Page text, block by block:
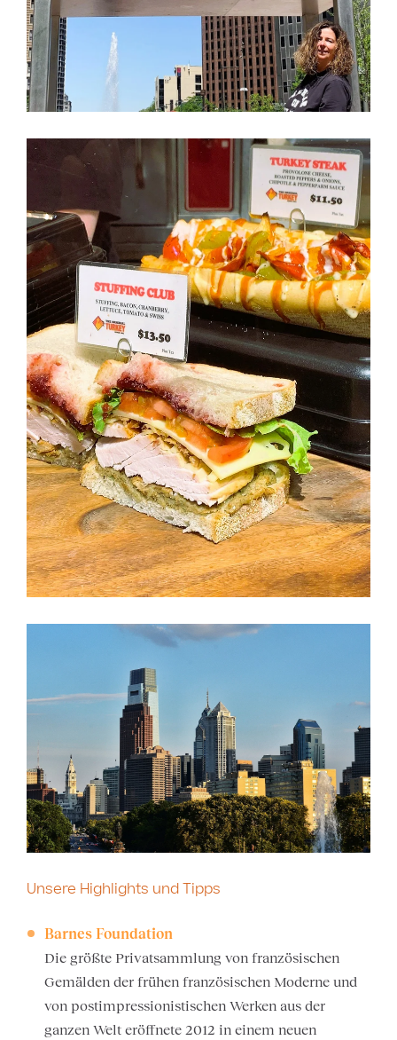
Unsere Highlights und Tipps
Barnes Foundation
Die größte Privatsammlung von französischen
Gemälden der frühen französischen Moderne und
von postimpressionistischen Werken aus der
ganzen Welt eröffnete 2012 in einem neuen